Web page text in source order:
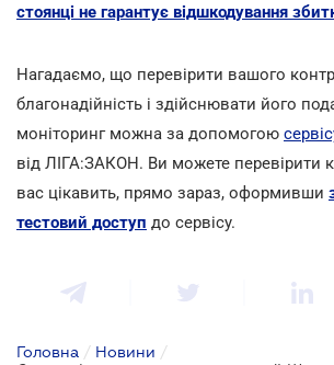
стоянці не гарантує відшкодування
Нагадаємо, що перевірити вашого
благонадійність і здійснювати його
моніторинг можна за допомогою
від ЛІГА:ЗАКОН. Ви можете перевірити
вас цікавить, прямо зараз, оформивши
тестовий доступ до сервісу.
Головна / Новини /